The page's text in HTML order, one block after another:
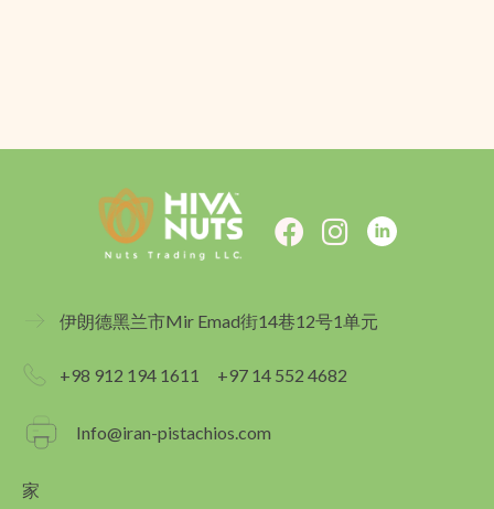
F
e
o
I
t
g
伊朗德黑兰市Mir Emad街14巷12号1单元
+98 912 194 1611 +97 14 552 4682
Info@iran-pistachios.com
家